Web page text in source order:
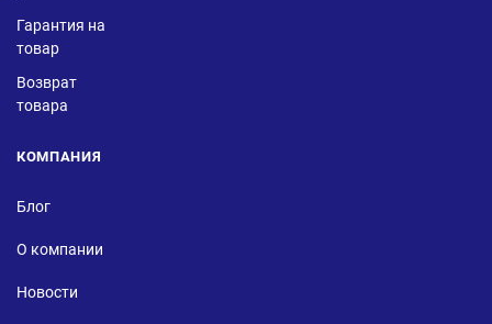
Гарантия на
товар
Возврат
товара
КОМПАНИЯ
Блог
О компании
Новости